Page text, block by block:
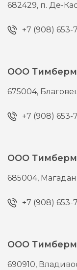
682429, п. Де-
+7 (908) 653-
ООО
675004,
+7 (908) 653-
ООО
685004,
+7 (908) 653-
ООО
690910,